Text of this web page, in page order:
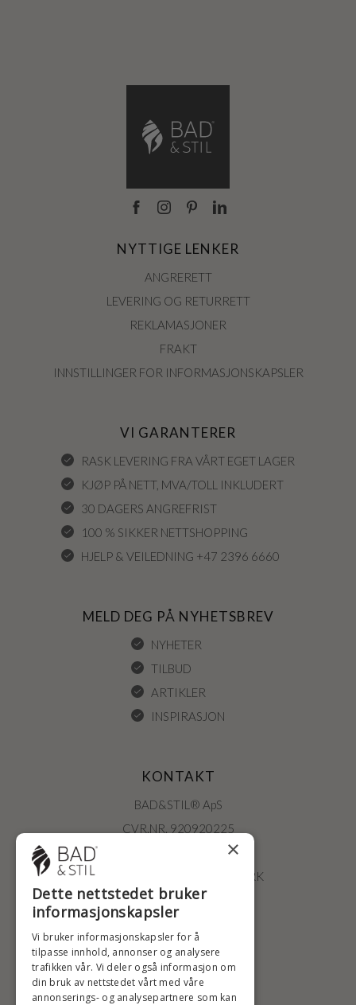
NYTTIGE LENKER
ANGRERETT
LEVERING OG RETURRETT
REKLAMASJONER
FRAKT
INNSTILLINGER FOR INFORMASJONSKAPSLER
VI GARANTERER
RASK LEVERING FRA VÅRT EGET LAGER
KJØP PÅ NETT, MVA/TOLL INKLUDERT
30 DAGERS ANGREFRIST
100 % SIKKER NETTSHOPPING
HJELP & VEILEDNING +47 2396 6660
MELD DEG PÅ NYHETSBREV
NYHETER
TILBUD
ARTIKLER
INSPIRASJON
KONTAKT
BAD&STIL® ApS
CVR.NR. 920920225
ØSTERBROGADE 202
2100 KØBENHAVN • DANMARK
+47 2396 6660
BADSTIL@BADSTIL.NO
HØYESTE KREDITTVURD
×
Dette nettstedet bruker
informasjonskapsler
Vi bruker informasjonskapsler for å
tilpasse innhold, annonser og analysere
trafikken vår. Vi deler også informasjon om
din bruk av nettstedet vårt med våre
annonserings- og analysepartnere som kan